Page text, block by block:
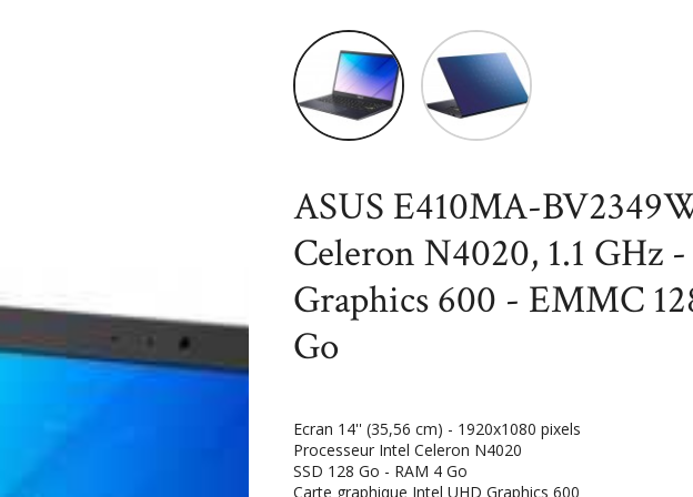
Accueil High-Tech Informatique
N4020, 1.1 GHz - Intel UHD Graphics 600 - EMMC 128 Go - RAM 4
ASUS E410MA-
Celeron N4020, 1.1 GHz
Graphics 600 - EMMC
Go
Ecran 14'' (35,56 cm) - 1920x1080 pixels
Processeur Intel Celeron N4020
SSD 128 Go - RAM 4 Go
Carte graphique Intel UHD Graphics 600